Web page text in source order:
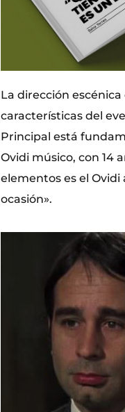
La dirección
características del
Principal está
Ovidi músico, con 14
elementos es el
ocasión».